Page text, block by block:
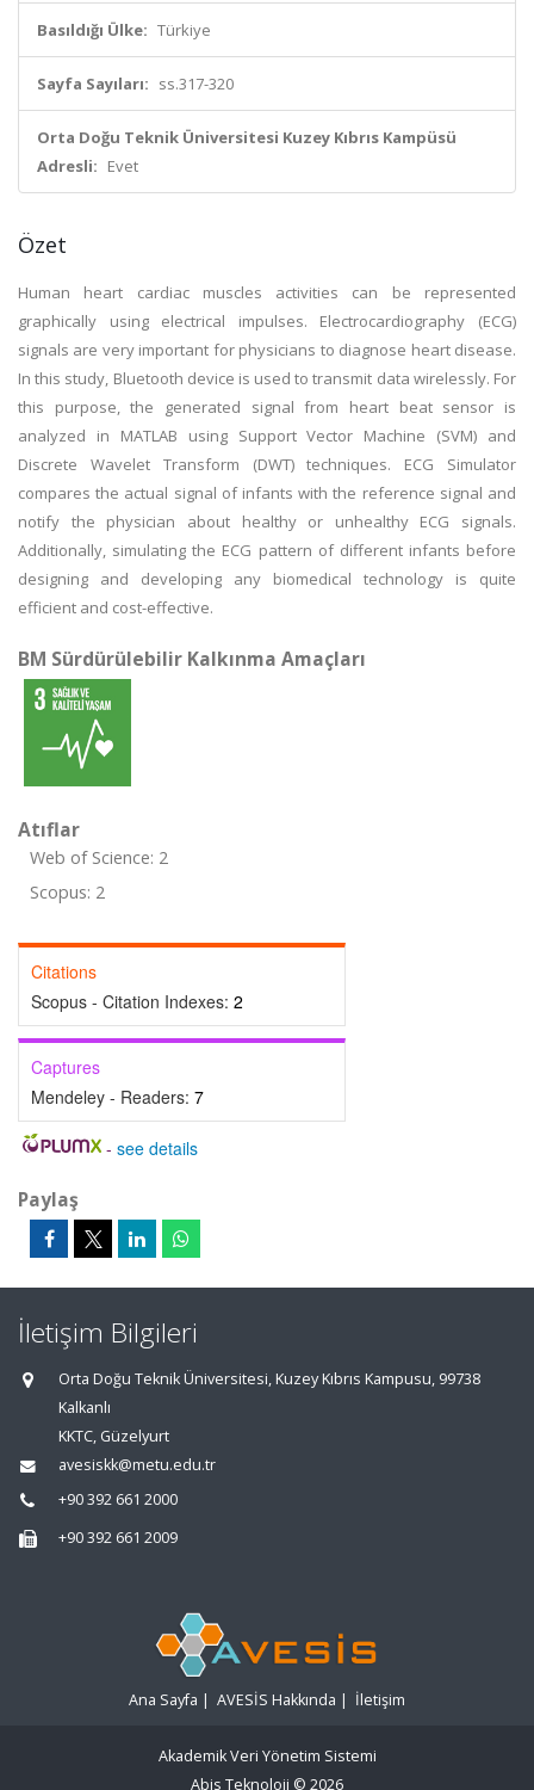
Basıldığı Ülke: Türkiye
Sayfa Sayıları: ss.317-320
Orta Doğu Teknik Üniversitesi Kuzey Kıbrıs Kampüsü
Adresli: Evet
Özet
Human heart cardiac muscles activities can be represented
graphically using electrical impulses. Electrocardiography (ECG)
signals are very important for physicians to diagnose heart disease.
In this study, Bluetooth device is used to transmit data wirelessly. For
this purpose, the generated signal from heart beat sensor is
analyzed in MATLAB using Support Vector Machine (SVM) and
Discrete Wavelet Transform (DWT) techniques. ECG Simulator
compares the actual signal of infants with the reference signal and
notify the physician about healthy or unhealthy ECG signals.
Additionally, simulating the ECG pattern of different infants before
designing and developing any biomedical technology is quite
efficient and cost-effective.
BM Sürdürülebilir Kalkınma Amaçları
Atıflar
Web of Science: 2
Scopus: 2
Citations
Scopus - Citation Indexes: 2
Captures
Mendeley - Readers: 7
- see details
Paylaş
İletişim Bilgileri
Orta Doğu Teknik Üniversitesi, Kuzey Kıbrıs Kampusu, 99738
Kalkanlı
KKTC, Güzelyurt
avesiskk@metu.edu.tr
+90 392 661 2000
+90 392 661 2009
Ana Sayfa | AVESİS Hakkında | İletişim
Akademik Veri Yönetim Sistemi
Abis Teknoloji © 2026